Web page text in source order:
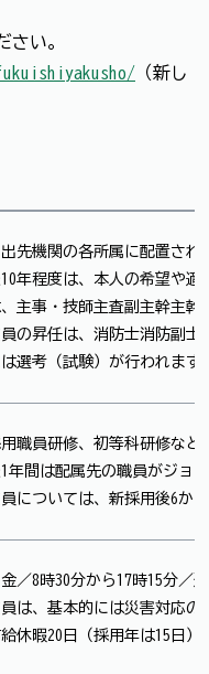
い。
（新し
先機関の各所属に配置され
10年程度は、本人の希望や
主事・技師→主査→副主幹→主幹
の昇任は、消防士→消防副士
選考（試験）が行われます
職員研修、初等科研修な
年間は配属先の職員がジョ
については、新採用後6か
／8時30分から17時15分／
は、基本的には災害対応の
休暇20日（採用年は15日